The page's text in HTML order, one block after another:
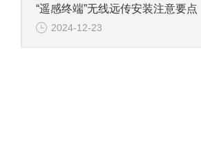
“遥感终端”无线远传安装注意要点
2024-12-23